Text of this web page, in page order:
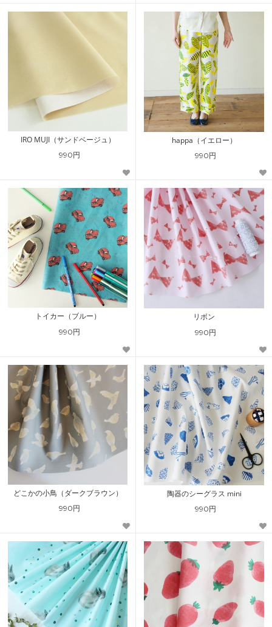
IRO MUJI（サンドベージュ）
990円
happa（イエロー）
990円
トイカー（ブルー）
990円
リボン
990円
どこかの小鳥（ダークブラウン）
990円
陶器のシーグラス mini
990円